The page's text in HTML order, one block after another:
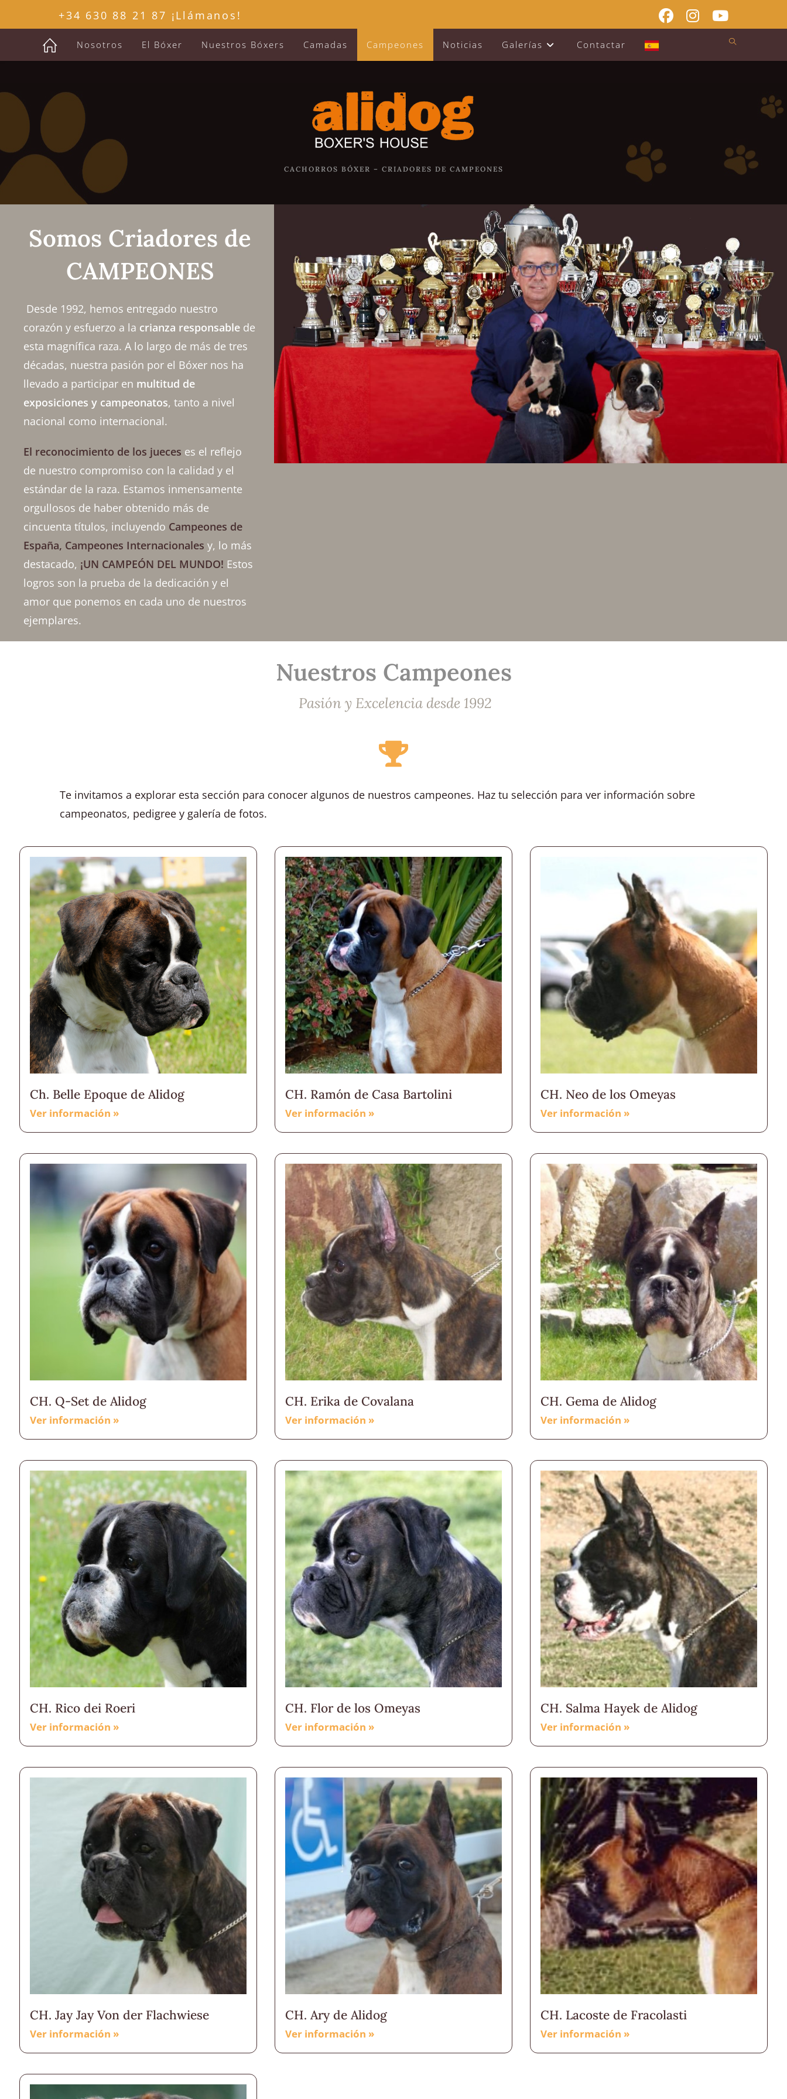
+34 630 88 21 87 ¡Llámanos!
Nosotros El Bóxer Nuestros Bóxers Camadas Campeones Noticias Galerías Contactar
CACHORROS BÓXER – CRIADORES DE CAMPEONES
Somos Criadores de
CAMPEONES
Desde 1992, hemos entregado nuestro
corazón y esfuerzo a la crianza responsable de
esta magnífica raza. A lo largo de más de tres
décadas, nuestra pasión por el Bóxer nos ha
llevado a participar en multitud de
exposiciones y campeonatos, tanto a nivel
nacional como internacional.
El reconocimiento de los jueces es el reflejo
de nuestro compromiso con la calidad y el
estándar de la raza. Estamos inmensamente
orgullosos de haber obtenido más de
cincuenta títulos, incluyendo Campeones de
España, Campeones Internacionales y, lo más
destacado, ¡UN CAMPEÓN DEL MUNDO! Estos
logros son la prueba de la dedicación y el
amor que ponemos en cada uno de nuestros
ejemplares.
Nuestros Campeones
Pasión y Excelencia desde 1992
Te invitamos a explorar esta sección para conocer algunos de nuestros campeones. Haz tu selección para ver información sobre
campeonatos, pedigree y galería de fotos.
Ch. Belle Epoque de Alidog
Ver información »
CH. Ramón de Casa Bartolini
Ver información »
CH. Neo de los Omeyas
Ver información »
CH. Q-Set de Alidog
Ver información »
CH. Erika de Covalana
Ver información »
CH. Gema de Alidog
Ver información »
CH. Rico dei Roeri
Ver información »
CH. Flor de los Omeyas
Ver información »
CH. Salma Hayek de Alidog
Ver información »
CH. Jay Jay Von der Flachwiese
Ver información »
CH. Ary de Alidog
Ver información »
CH. Lacoste de Fracolasti
Ver información »